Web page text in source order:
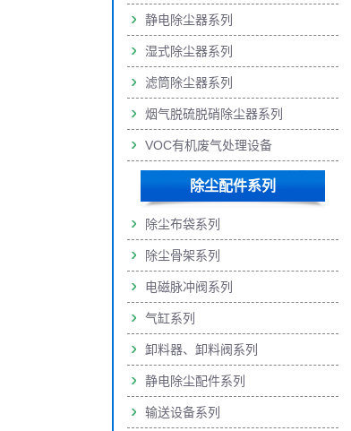
静电除尘器系列
湿式除尘器系列
滤筒除尘器系列
烟气脱硫脱硝除尘器系列
VOC有机废气处理设备
除尘配件系列
除尘布袋系列
除尘骨架系列
电磁脉冲阀系列
气缸系列
卸料器、卸料阀系列
静电除尘配件系列
输送设备系列